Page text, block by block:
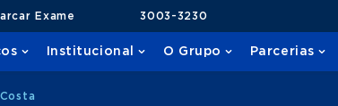
Exame 3003-3230
Institucional O Grupo Parcerias